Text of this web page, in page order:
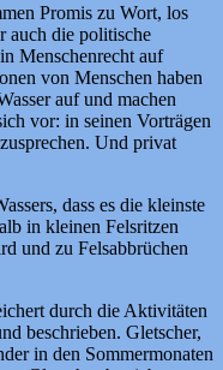
Promis zu Wort, los
auch die politische
Menschenrecht auf
von Menschen haben
auf und machen
vor: in seinen Vorträgen
Und privat
dass es die kleinste
in kleinen Felsritzen
und zu Felsabbrüchen
durch die Aktivitäten
beschrieben. Gletscher,
in den Sommermonaten